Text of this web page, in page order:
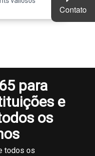
para
e
os
todos os
Contato